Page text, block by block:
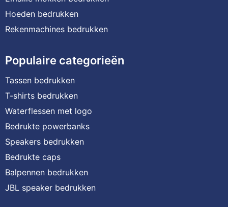
Hoeden bedrukken
Rekenmachines bedrukken
Populaire categorieën
Tassen bedrukken
T-shirts bedrukken
Waterflessen met logo
Bedrukte powerbanks
Speakers bedrukken
Bedrukte caps
Balpennen bedrukken
JBL speaker bedrukken